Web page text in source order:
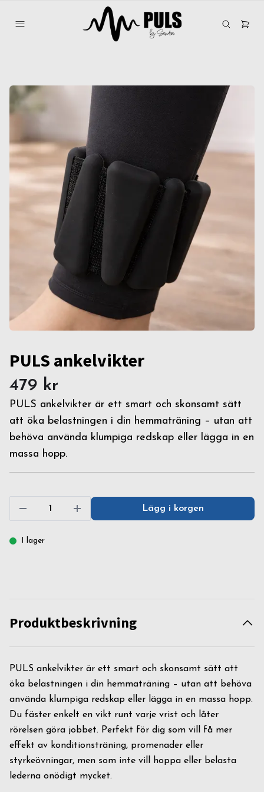
PULS ankelvikter
479 kr
PULS ankelvikter är ett smart och skonsamt sätt
att öka belastningen i din hemmaträning – utan att
behöva använda klumpiga redskap eller lägga in en
massa hopp.
Lägg i korgen
I lager
Produktbeskrivning
PULS ankelvikter är ett smart och skonsamt sätt att
öka belastningen i din hemmaträning – utan att behöva
använda klumpiga redskap eller lägga in en massa hopp.
Du fäster enkelt en vikt runt varje vrist och låter
rörelsen göra jobbet. Perfekt för dig som vill få mer
effekt av konditionsträning, promenader eller
styrkeövningar, men som inte vill hoppa eller belasta
lederna onödigt mycket.